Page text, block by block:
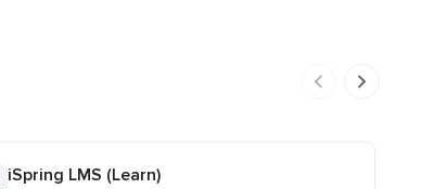
iSpring LMS (Learn)